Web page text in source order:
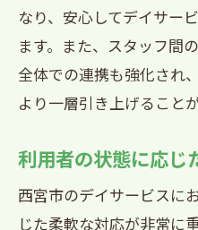
訪問看護の質を
実際の利用者か
訪問看護に求め
選び抜かれたプ
西宮市で安心のデイ
地域社会のサポ
なり、安心してデイサー
ます。また、スタッフ間
全体での連携も強化され
より一層引き上げること
利用者の状態に応じ
西宮市のデイサービスに
じた柔軟な対応が非常に